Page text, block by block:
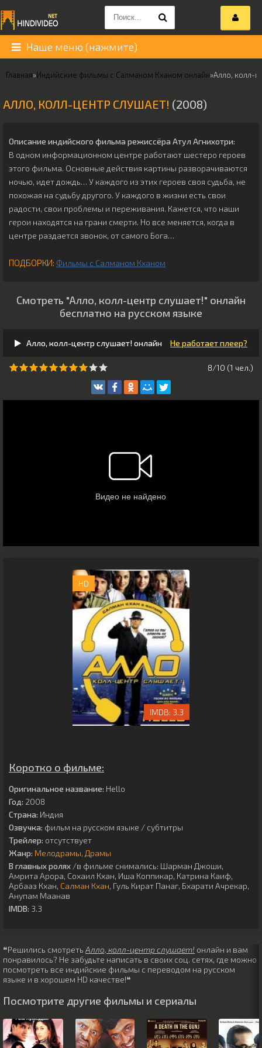
Наше меню (нажмите)
Главная»Индийские фильмы с Салманом Кханом онлайн»Алло, колл-
АЛЛО, КОЛЛ-ЦЕНТР СЛУШАЕТ! (2008)
Описание индийского фильма режиссёра Атул Агнихотри:
В одном информационном центре работают шестеро героев
этого фильма. Основные действия картины разворачиваются
ночью, идет дождь… У каждого из этих героев своя судьба, не
похожая на судьбу другого. У каждого в жизни есть свои
радости, свои проблемы и переживания. Кажется, что наши
герои находятся на грани смерти. Но все меняется, когда в
центре раздается звонок, от самого Бога…
ПОДБОРКИ: Фильмы с Салманом Кханом
Смотреть "Алло, колл-центр слушает!" онлайн
бесплатно на русском языке
Алло, колл-центр слушает! онлайн Не работает плеер?
8/10 (1 чeл.)
HD
3.3
Коротко о фильме:
Оригинальное название: Hello
Год: 2008
Страна: Индия
Озвучка: фильм на русском языке / субтитры
Трейлер: отсутствует
Жанр: Мелодрамы Драмы
В главных ролях /в фильме снимались: Шарман Джоши,
Амрита Арора, Сохаил Кхан, Иша Коппикар, Катрина Каиф,
Арбааз Кхан, Салман Кхан, Гуль Кират Панаг, Бхарати Ачрекар,
Анупам Маанав
IMDB: 3.3
❝Решились смотреть Алло, колл-центр слушает! онлайн и вам
понравилось? Не забудьте написать в своих соц. сетях, где можно
посмотреть все индийские фильмы с переводом на русском
языке и в хорошем HD качестве!❝
Посмотрите другие фильмы и сериалы